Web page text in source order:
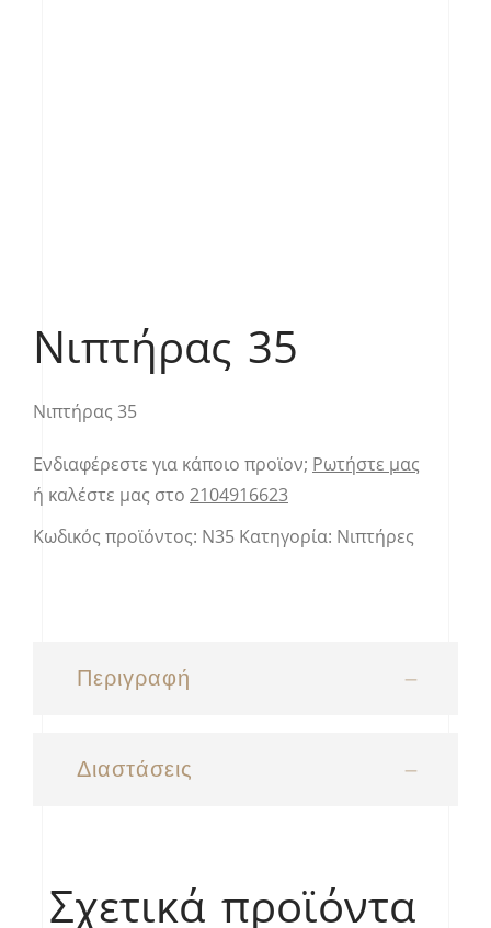
Νιπτήρας 35
Νιπτήρας 35
Ενδιαφέρεστε για κάποιο προϊον; Ρωτήστε μας
ή καλέστε μας στο 2104916623
Κωδικός προϊόντος: Ν35 Κατηγορία: Νιπτήρες
Περιγραφή
Διαστάσεις
Σχετικά προϊόντα